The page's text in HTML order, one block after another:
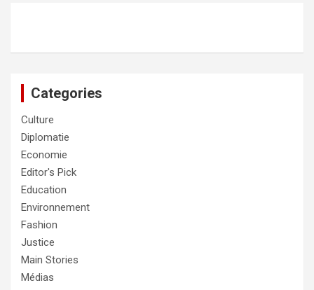
Categories
Culture
Diplomatie
Economie
Editor's Pick
Education
Environnement
Fashion
Justice
Main Stories
Médias